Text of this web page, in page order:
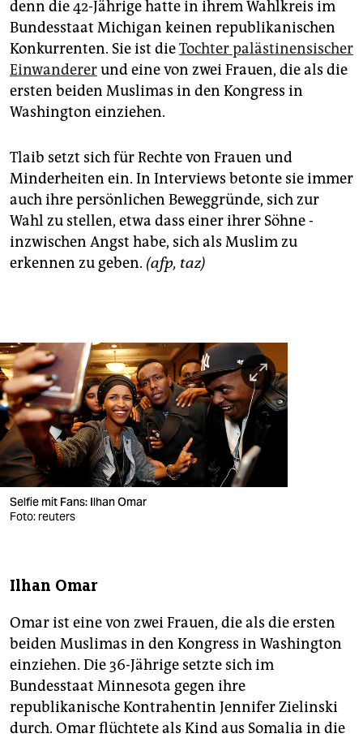
denn die 42-Jährige hatte in ihrem Wahlkreis im
Bundesstaat Michigan keinen republikanischen
Konkurrenten. Sie ist dieTochter palästinensischer
Einwandererund eine von zwei Frauen, die als die
ersten beiden Muslimas in den Kongress in
Washington einziehen.
Tlaib setzt sich für Rechte von Frauen und
Minderheiten ein. In Interviews betonte sie immer
auch ihre persönlichen Beweggründe, sich zur
Wahl zu stellen, etwa dass einer ihrer Söhne ­
inzwischen Angst habe, sich als Muslim zu
erkennen zu geben. (afp, taz)
Selfie mit Fans: Ilhan Omar
Foto: reuters
Ilhan Omar
Omar ist eine von zwei Frauen, die als die ersten
beiden Muslimas in den Kongress in Washington
einziehen. Die 36-Jährige setzte sich im
Bundesstaat Minnesota gegen ihre
republikanische Kontrahentin Jennifer Zielinski
durch. Omar flüchtete als Kind aus Somalia in die